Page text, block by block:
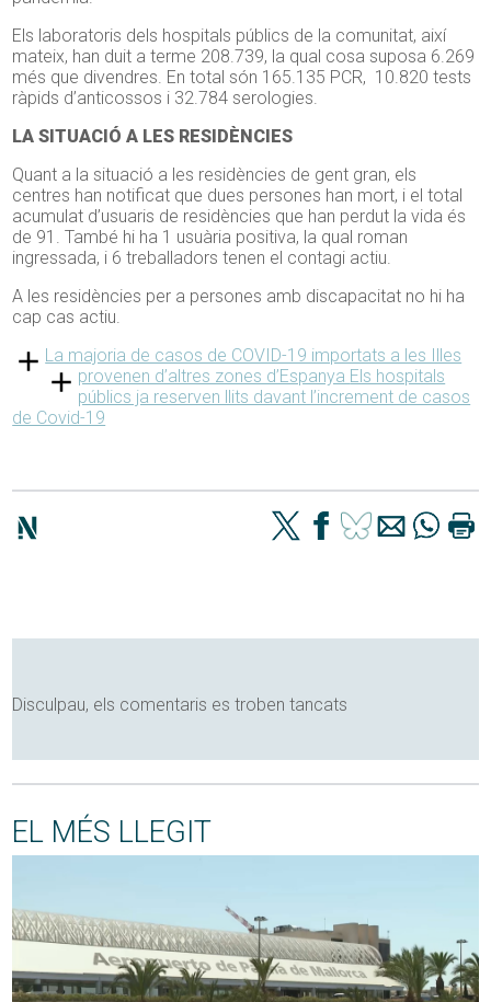
Els laboratoris dels hospitals públics de la comunitat, així
mateix, han duit a terme 208.739, la qual cosa suposa 6.269
més que divendres. En total són 165.135 PCR, 10.820 tests
ràpids d’anticossos i 32.784 serologies.
LA SITUACIÓ A LES RESIDÈNCIES
Quant a la situació a les residències de gent gran, els
centres han notificat que dues persones han mort, i el total
acumulat d’usuaris de residències que han perdut la vida és
de 91. També hi ha 1 usuària positiva, la qual roman
ingressada, i 6 treballadors tenen el contagi actiu.
A les residències per a persones amb discapacitat no hi ha
cap cas actiu.
La majoria de casos de COVID-19 importats a les Illes
provenen d’altres zones d’Espanya Els hospitals
públics ja reserven llits davant l’increment de casos
de Covid-19
Disculpau, els comentaris es troben tancats
EL MÉS LLEGIT